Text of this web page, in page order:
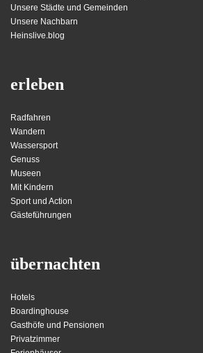
Unsere Städte und Gemeinden
Unsere Nachbarn
Heinslive.blog
erleben
Radfahren
Wandern
Wassersport
Genuss
Museen
Mit Kindern
Sport und Action
Gästeführungen
übernachten
Hotels
Boardinghouse
Gasthöfe und Pensionen
Privatzimmer